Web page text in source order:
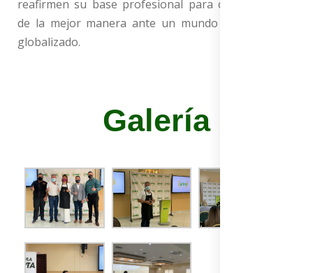
reafirmen su base profesional para desempeñarse
de la mejor manera ante un mundo competitivo y
globalizado.
Galería